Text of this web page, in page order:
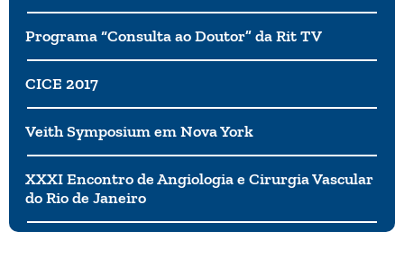
Programa “Consulta ao Doutor” da Rit TV
CICE 2017
Veith Symposium em Nova York
XXXI Encontro de Angiologia e Cirurgia Vascular
do Rio de Janeiro